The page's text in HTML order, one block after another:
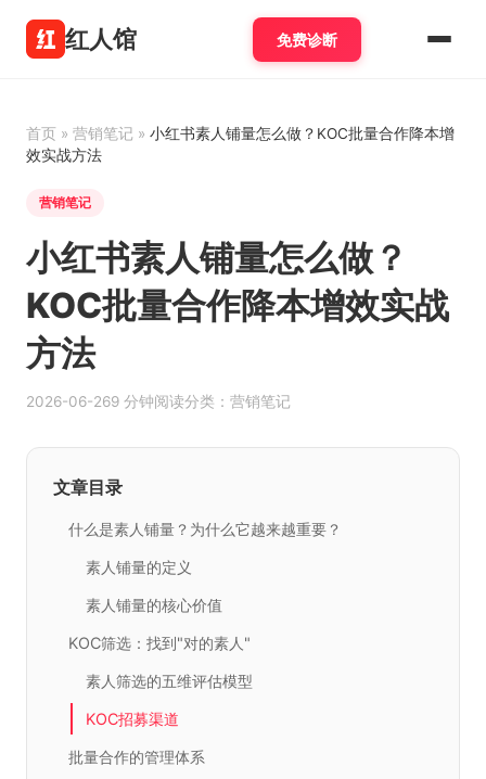
红人馆 免费诊断
首页 » 营销笔记 » 小红书素人铺量怎么做？KOC批量合作降本增
效实战方法
营销笔记
小红书素人铺量怎么做？
KOC批量合作降本增效实战
方法
2026-06-269 分钟阅读分类：营销笔记
文章目录
什么是素人铺量？为什么它越来越重要？
素人铺量的定义
素人铺量的核心价值
KOC筛选：找到"对的素人"
素人筛选的五维评估模型
KOC招募渠道
批量合作的管理体系